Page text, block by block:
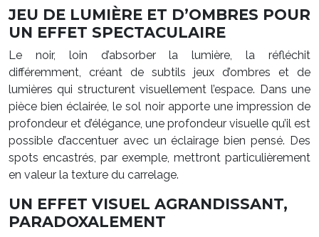
JEU DE LUMIÈRE ET D’OMBRES POUR
UN EFFET SPECTACULAIRE
Le noir, loin d’absorber la lumière, la réfléchit
différemment, créant de subtils jeux d’ombres et de
lumières qui structurent visuellement l’espace. Dans une
pièce bien éclairée, le sol noir apporte une impression de
profondeur et d’élégance, une profondeur visuelle qu’il est
possible d’accentuer avec un éclairage bien pensé. Des
spots encastrés, par exemple, mettront particulièrement
en valeur la texture du carrelage.
UN EFFET VISUEL AGRANDISSANT,
PARADOXALEMENT